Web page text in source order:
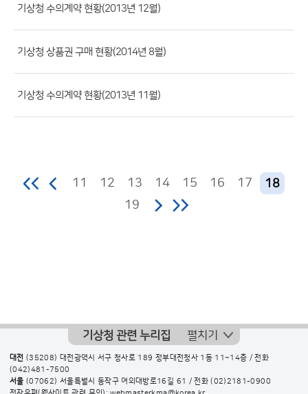
록
일,
조
기상청 수의계약 현황(2013년 12월)
기상청 상품권 구매 현황(2014년 8월)
기상청 수의계약 현황(2013년 11월)
11 12 13 14 15 16 17
18
19
기상청 관련 누리집 펼치기
대전 (35208) 대전광역시 서구 청사로 189 정부대전청사 1동 11~14층 / 전화
(042)481-7500
서울 (07062) 서울특별시 동작구 여의대방로16길 61 / 전화(02)2181-0900